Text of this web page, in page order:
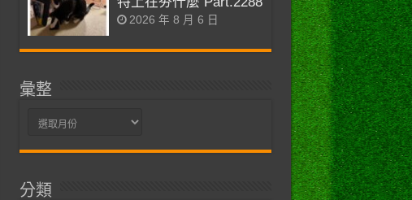
2026 年 8 月 6 日
彙整
彙
分類